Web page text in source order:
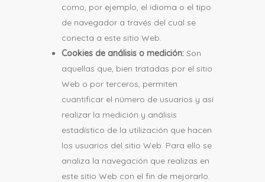
como, por ejemplo, el idioma o el tipo
de navegador a través del cual se
conecta a este sitio Web.
Cookies de análisis o medición: Son
aquellas que, bien tratadas por el sitio
Web o por terceros, permiten
cuantificar el número de usuarios y así
realizar la medición y análisis
estadístico de la utilización que hacen
los usuarios del sitio Web. Para ello se
analiza la navegación que realizas en
este sitio Web con el fin de mejorarlo.